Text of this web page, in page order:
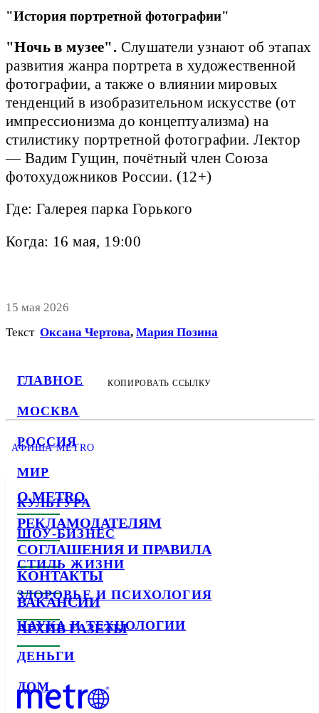
ГЛАВНОЕ
МОСКВА
РОССИЯ
МИР
КУЛЬТУРА
ШОУ-БИЗНЕС
СТИЛЬ ЖИЗНИ
ЗДОРОВЬЕ И ПСИХОЛОГИЯ
НАУКА И ТЕХНОЛОГИИ
ДЕНЬГИ
ДОМ
"История портретной фотографии"
"Ночь в музее". Слушатели узнают об этапах
развития жанра портрета в художественной
фотографии, а также о влиянии мировых
тенденций в изобразительном искусстве (от
импрессионизма до концептуализма) на
стилистику портретной фотографии. Лектор
— Вадим Гущин, почётный член Союза
фотохудожников России. (12+)
Где: Галерея парка Горького
Когда: 16 мая, 19:00
15 мая 2026
Текст Оксана Чертова, Мария Позина
КОПИРОВАТЬ ССЫЛКУ
АФИША METRO
О METRO
РЕКЛАМОДАТЕЛЯМ
СОГЛАШЕНИЯ И ПРАВИЛА
КОНТАКТЫ
ВАКАНСИИ
АРХИВ ГАЗЕТЫ